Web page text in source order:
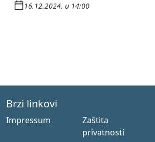
16.12.2024. u 14:00
Brzi linkovi
Impressum
Zaštita
privatnosti